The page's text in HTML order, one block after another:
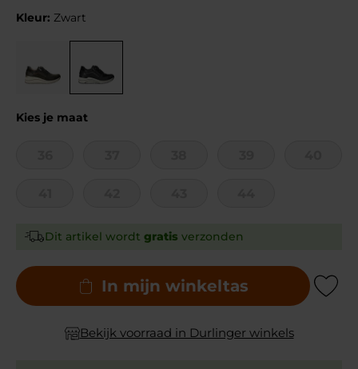
Kleur: Zwart
Kies je maat
Dit artikel wordt gratis verzonden
In mijn winkeltas Add to
Bekijk voorraad in Durlinger winkels